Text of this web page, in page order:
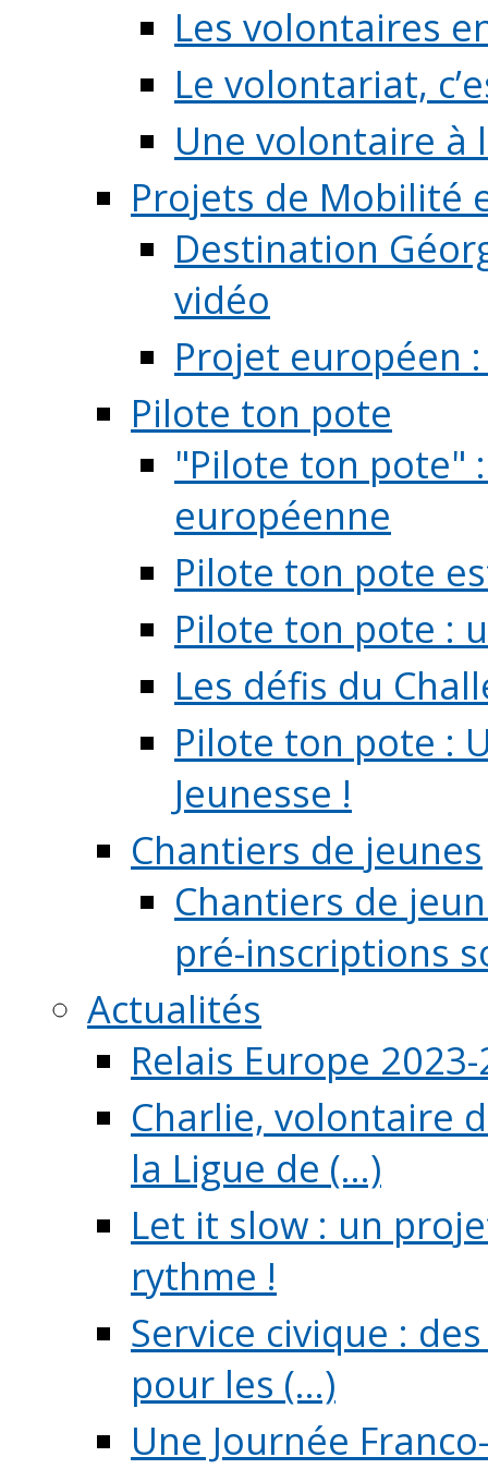
Les volontaires
Le volontariat,
Une volontaire à
Projets de Mobilité
Destination
vidéo
Projet européen
Pilote ton pote
"Pilote ton pote"
européenne
Pilote ton pote
Pilote ton pote :
Les défis du
Pilote ton pote :
Jeunesse !
Chantiers de jeunes
Chantiers de
pré-inscriptions
Actualités
Relais Europe
Charlie, volontaire
la Ligue de (...)
Let it slow : un
rythme !
Service civique :
pour les (...)
Une Journée